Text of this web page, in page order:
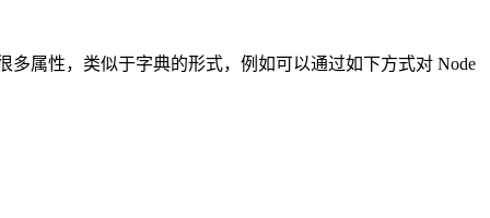
多属性，类似于字典的形式，例如可以通过如下方式对 Node